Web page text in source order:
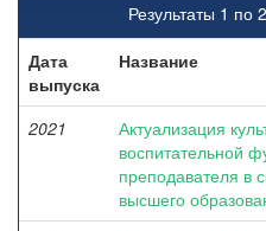
Результаты 1 по
Дата
выпуска
Название
2021
Актуализация
воспитательной
преподавателя в
высшего